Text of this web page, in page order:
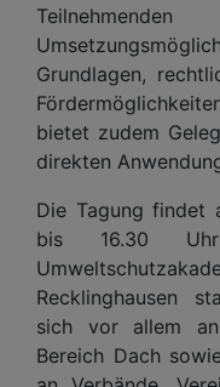
Grundlagen,
bietet zudem
direkten
Die Tagung findet
bis 16.30
Recklinghausen
sich vor allem an
Bereich Dach